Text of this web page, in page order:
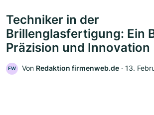
Techniker in der
Brillenglasfertigung: Ein
Präzision und Innovation
FW Von Redaktion firmenweb.de ‧ 13.